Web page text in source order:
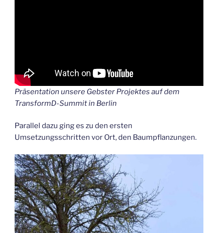
Präsentation unsere Gebster Projektes auf dem
TransformD-Summit in Berlin
Parallel dazu ging es zu den ersten
Umsetzungsschritten vor Ort, den Baumpflanzungen.